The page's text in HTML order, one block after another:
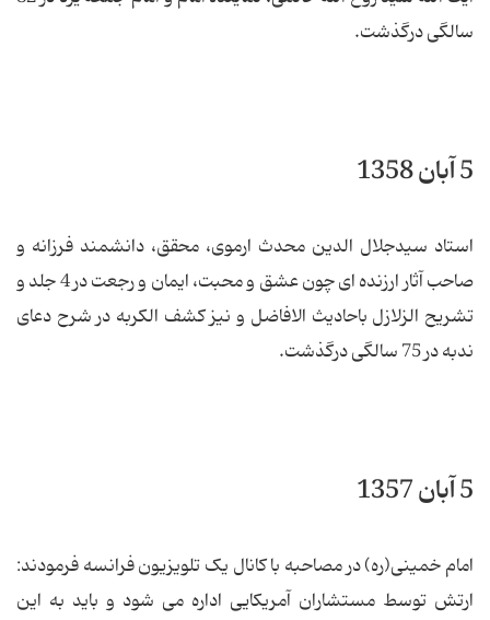
سالگی درگذشت.
5 آبان 1358
استاد سیدجلال ‏الدین محدث ارموی، محقق، دانشمند فرزانه و
صاحب آثار ارزنده ای چون عشق و محبت، ایمان و رجعت در 4 جلد و
تشریح الزلازل باحادیث الافاضل و نیز کشف الکربه در شرح دعای
ندبه در 75 سالگی درگذشت.
5 آبان 1357
امام خمینی(ره) در مصاحبه با کانال یک تلویزیون فرانسه فرمودند:
ارتش توسط مستشاران آمریکایی اداره می شود و باید به این